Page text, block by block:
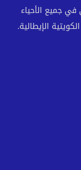
جميع الأحياء
الإيطالية.